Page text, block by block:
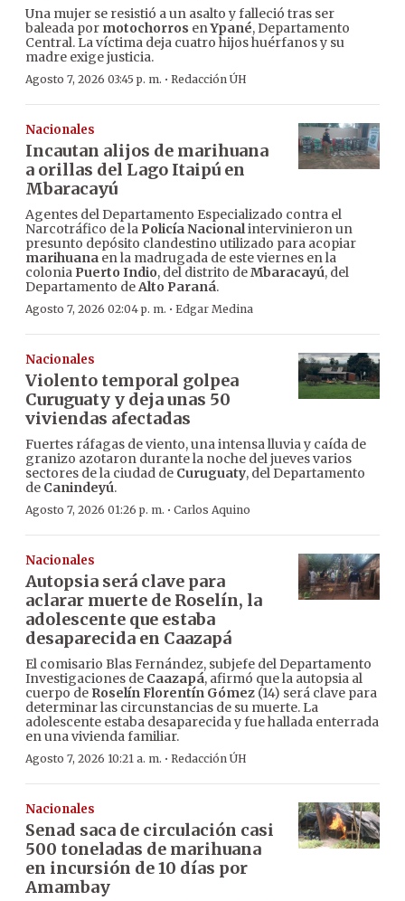
Una mujer se resistió a un asalto y falleció tras ser
baleada por motochorros enYpané, Departamento
Central. La víctima deja cuatro hijos huérfanos y su
madre exige justicia.
Agosto 7, 2026 03:45 p. m. · Redacción ÚH
Nacionales
Incautan alijos de marihuana
a orillas del Lago Itaipú en
Mbaracayú
Agentes del Departamento Especializado contra el
Narcotráfico de la Policía Nacionalintervinieron un
presunto depósito clandestino utilizado para acopiar
marihuana en la madrugada de este viernes en la
colonia Puerto Indio, del distrito deMbaracayú, del
Departamento deAlto Paraná.
Agosto 7, 2026 02:04 p. m. · Edgar Medina
Nacionales
Violento temporal golpea
Curuguaty y deja unas 50
viviendas afectadas
Fuertes ráfagas de viento, una intensa lluvia y caída de
granizo azotaron durante la noche del jueves varios
sectores de la ciudad de Curuguaty, del Departamento
de Canindeyú.
Agosto 7, 2026 01:26 p. m. · Carlos Aquino
Nacionales
Autopsia será clave para
aclarar muerte de Roselín, la
adolescente que estaba
desaparecida en Caazapá
El comisario Blas Fernández, subjefe del Departamento
Investigaciones de Caazapá, afirmó que la autopsia al
cuerpo de Roselín Florentín Gómez (14) será clave para
determinar las circunstancias de su muerte. La
adolescente estaba desaparecida y fue hallada enterrada
en una vivienda familiar.
Agosto 7, 2026 10:21 a. m. · Redacción ÚH
Nacionales
Senad saca de circulación casi
500 toneladas de marihuana
en incursión de 10 días por
Amambay